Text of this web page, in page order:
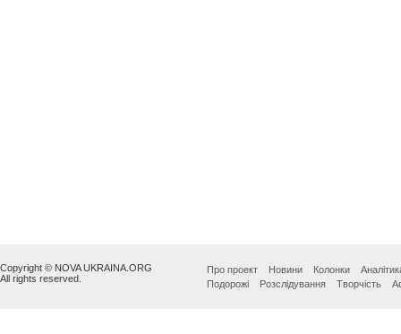
Copyright © NOVA UKRAINA.ORG
All rights reserved.
Про проект Новини Колонки
Подорожі
Розслідування Творчість